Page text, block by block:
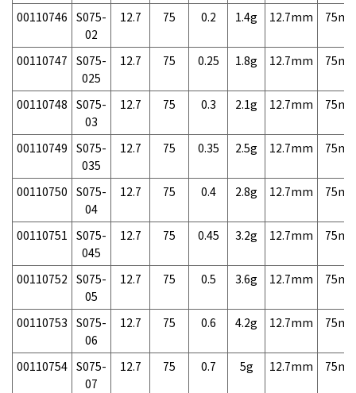
00110746 S075-
02
12.7 75 0.2 1.4g 12.7mm
00110747 S075-
025
12.7 75 0.25 1.8g 12.7mm
00110748 S075-
03
12.7 75 0.3 2.1g 12.7mm
00110749 S075-
035
12.7 75 0.35 2.5g 12.7mm
00110750 S075-
04
12.7 75 0.4 2.8g 12.7mm
00110751 S075-
045
12.7 75 0.45 3.2g 12.7mm
00110752 S075-
05
12.7 75 0.5 3.6g 12.7mm
00110753 S075-
06
12.7 75 0.6 4.2g 12.7mm
00110754 S075-
07
12.7 75 0.7 5g 12.7mm